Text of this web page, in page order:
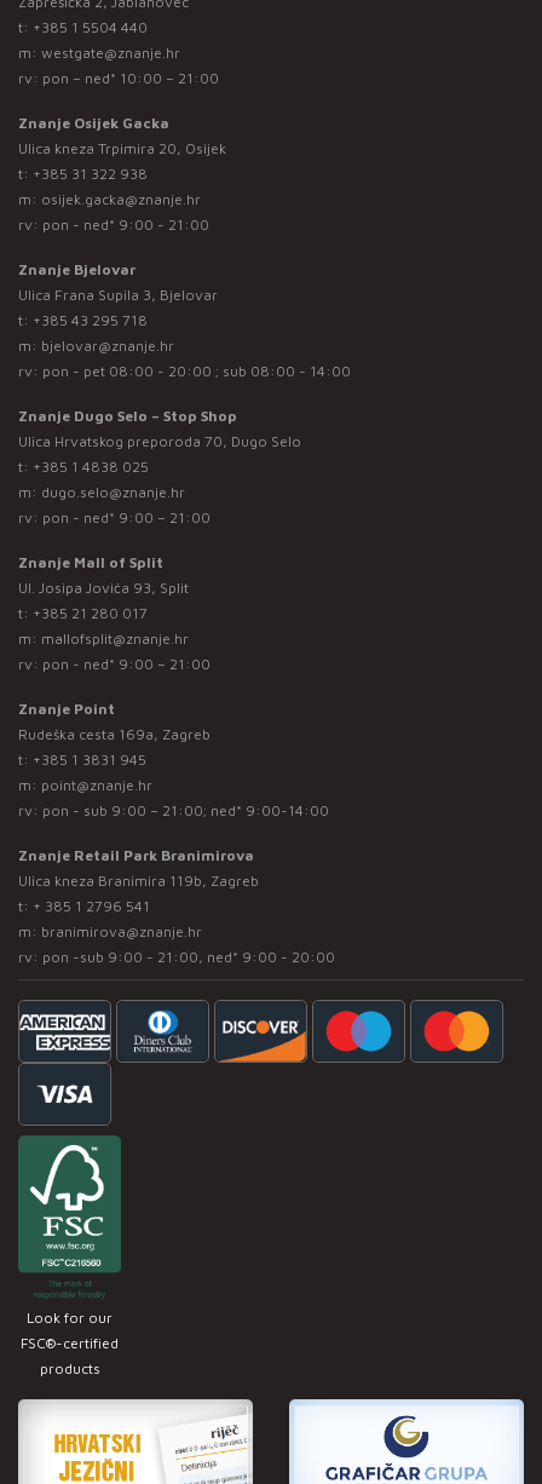
t: +385 1 5504 440
m: westgate@znanje.hr
rv: pon – ned* 10:00 – 21:00
Znanje Osijek Gacka
Ulica kneza Trpimira 20, Osijek
t: +385 31 322 938
m: osijek.gacka@znanje.hr
rv: pon - ned* 9:00 - 21:00
Znanje Bjelovar
Ulica Frana Supila 3, Bjelovar
t: +385 43 295 718
m: bjelovar@znanje.hr
rv: pon - pet 08:00 - 20:00 ; sub 08:00 - 14:00
Znanje Dugo Selo – Stop Shop
Ulica Hrvatskog preporoda 70, Dugo Selo
t: +385 1 4838 025
m: dugo.selo@znanje.hr
rv: pon - ned* 9:00 – 21:00
Znanje Mall of Split
Ul. Josipa Jovića 93, Split
t: +385 21 280 017
m: mallofsplit@znanje.hr
rv: pon - ned* 9:00 – 21:00
Znanje Point
Rudeška cesta 169a, Zagreb
t: +385 1 3831 945
m: point@znanje.hr
rv: pon - sub 9:00 – 21:00; ned* 9:00-14:00
Znanje Retail Park Branimirova
Ulica kneza Branimira 119b, Zagreb
t: + 385 1 2796 541
m: branimirova@znanje.hr
rv: pon -sub 9:00 - 21:00, ned* 9:00 - 20:00
Look for our
FSC®-certified
products